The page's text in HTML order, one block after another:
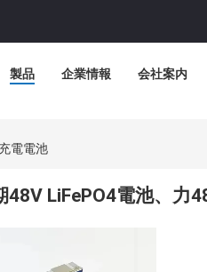
製品 企業情報 会社案内
電電池
48V LiFePO4電池、力